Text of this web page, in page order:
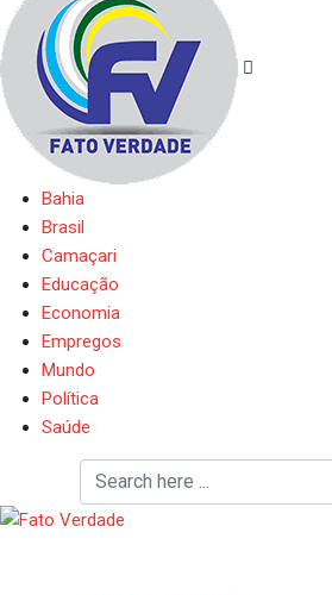
Bahia
Brasil
Camaçari
Educação
Economia
Empregos
Mundo
Política
Saúde